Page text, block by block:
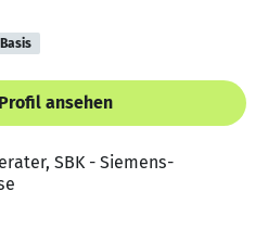
Basis
ansehen
SBK - Siemens-